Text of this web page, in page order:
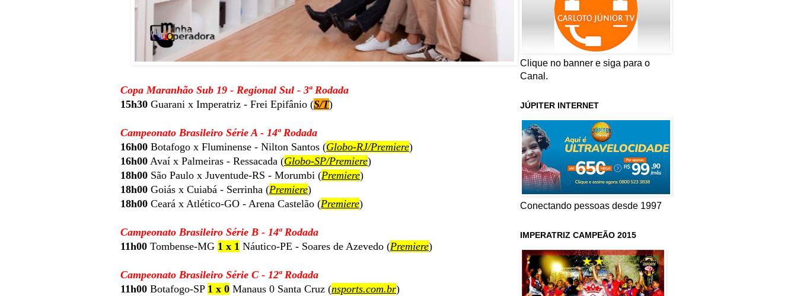
Copa Maranhão Sub 19 - Regional Sul - 3ª Rodada
15h30 Guarani x Imperatriz - Frei Epifânio (S/T)
Campeonato Brasileiro Série A - 14ª Rodada
16h00 Botafogo x Fluminense - Nilton Santos (Globo-RJ/Premiere)
16h00 Avaí x Palmeiras - Ressacada (Globo-SP/Premiere)
18h00 São Paulo x Juventude-RS - Morumbi (Premiere)
18h00 Goiás x Cuiabá - Serrinha (Premiere)
18h00 Ceará x Atlético-GO - Arena Castelão (Premiere)
Campeonato Brasileiro Série B - 14ª Rodada
11h00 Tombense-MG 1 x 1 Náutico-PE - Soares de Azevedo (Premiere)
Campeonato Brasileiro Série C - 12ª Rodada
11h00 Botafogo-SP 1 x 0 Manaus 0 Santa Cruz (nsports.com.br)
Clique no banner e siga para o
Canal.
JÚPITER INTERNET
Conectando pessoas desde 1997
IMPERATRIZ CAMPEÃO 2015